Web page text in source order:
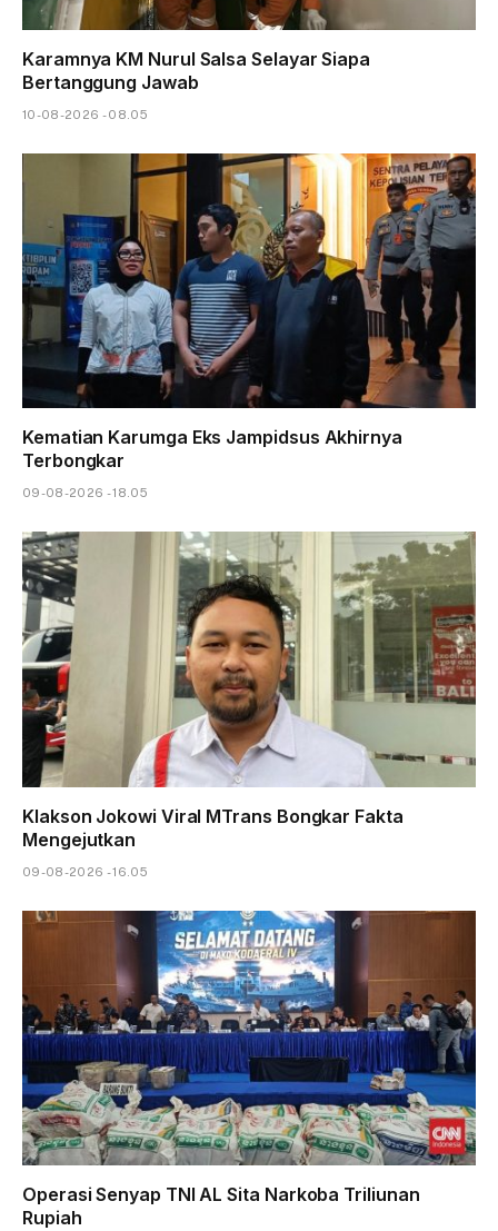
Karamnya KM Nurul Salsa Selayar Siapa
Bertanggung Jawab
10-08-2026 - 08.05
Kematian Karumga Eks Jampidsus Akhirnya
Terbongkar
09-08-2026 - 18.05
Klakson Jokowi Viral MTrans Bongkar Fakta
Mengejutkan
09-08-2026 - 16.05
Operasi Senyap TNI AL Sita Narkoba Triliunan
Rupiah